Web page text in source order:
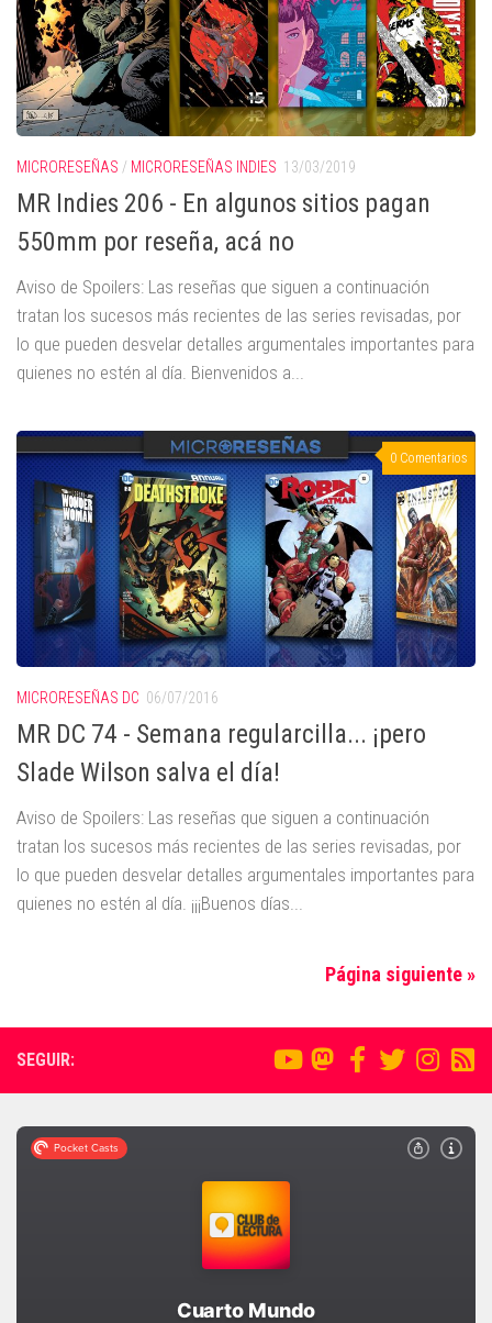
MICRORESEÑAS / MICRORESEÑAS INDIES 13/03/2019
MR Indies 206 - En algunos sitios pagan
550mm por reseña, acá no
Aviso de Spoilers: Las reseñas que siguen a continuación
tratan los sucesos más recientes de las series revisadas, por
lo que pueden desvelar detalles argumentales importantes para
quienes no estén al día. Bienvenidos a...
0 Comentarios
MICRORESEÑAS DC 06/07/2016
MR DC 74 - Semana regularcilla... ¡pero
Slade Wilson salva el día!
Aviso de Spoilers: Las reseñas que siguen a continuación
tratan los sucesos más recientes de las series revisadas, por
lo que pueden desvelar detalles argumentales importantes para
quienes no estén al día. ¡¡¡Buenos días...
Página siguiente »
SEGUIR: